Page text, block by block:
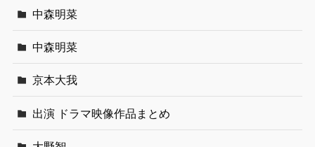
中森明菜
中森明菜
京本大我
出演 ドラマ映像作品まとめ